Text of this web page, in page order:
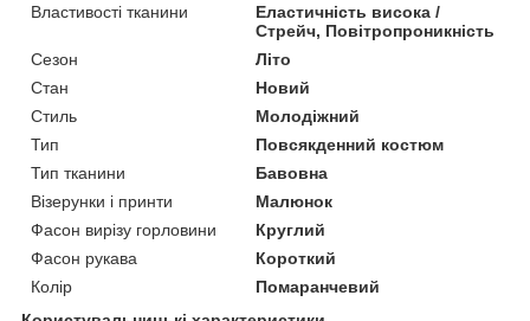
Властивості тканини
Еластичність висока /
Стрейч, Повітропроникність
Сезон
Літо
Стан
Новий
Стиль
Молодіжний
Тип
Повсякденний костюм
Тип тканини
Бавовна
Візерунки і принти
Малюнок
Фасон вирізу горловини
Круглий
Фасон рукава
Короткий
Колір
Помаранчевий